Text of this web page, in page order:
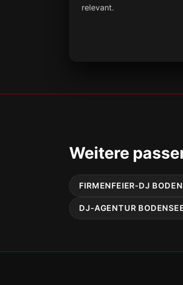
relevant.
Weitere
FIRMENFEIER-DJ
DJ-AGENTUR